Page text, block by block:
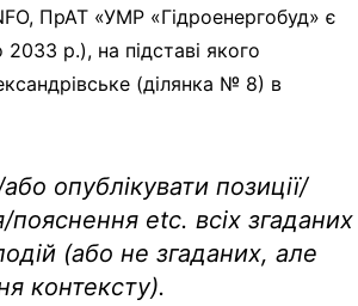
ПрАТ «УМР «Гідроенергобуд» є
р.), на підставі якого
(ділянка № 8) в
опублікувати позиції/
пояснення etc. всіх згаданих
(або не згаданих, але
контексту).